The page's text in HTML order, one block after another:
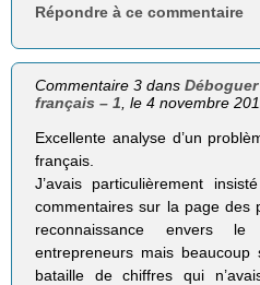
Répondre à ce commentaire
Commentaire 3 dans
français – 1 , le 4 novembre
Excellente analyse d’un
français.
J’avais particulièrement
commentaires sur la page des
reconnaissance envers
entrepreneurs mais
bataille de chiffres qui